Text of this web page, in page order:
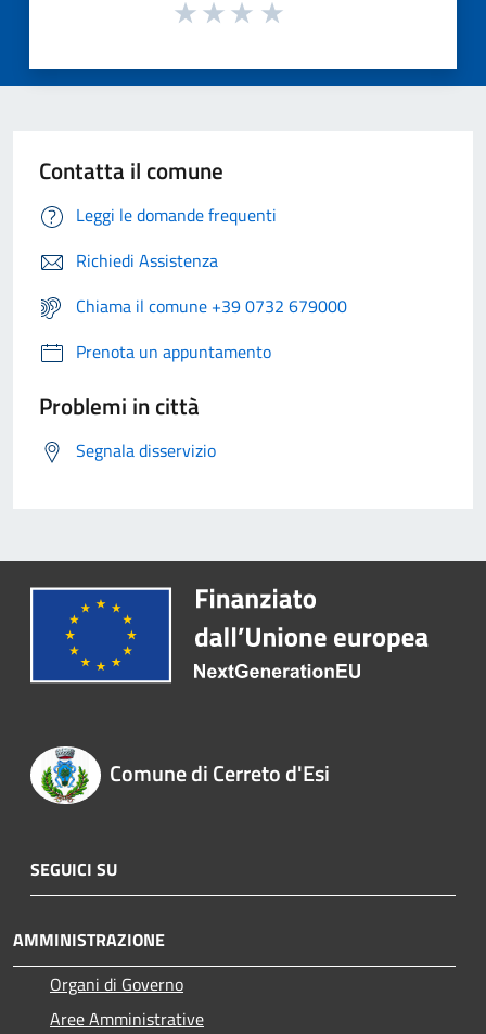
Contatta il comune
Leggi le domande frequenti
Richiedi Assistenza
Chiama il comune +39 0732 679000
Prenota un appuntamento
Problemi in città
Segnala disservizio
Comune di Cerreto d'Esi
SEGUICI SU
AMMINISTRAZIONE
Organi di Governo
Aree Amministrative